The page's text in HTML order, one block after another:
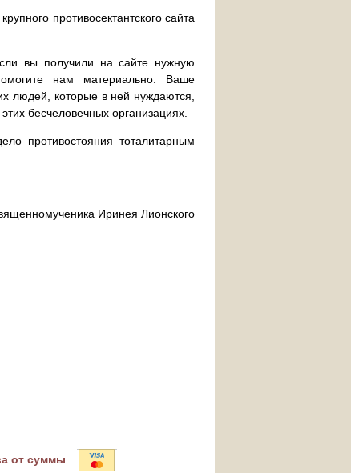
противосектантского сайта
вы получили на сайте нужную
нам материально. Ваше
людей, которые в ней нуждаются,
бесчеловечных организациях.
противостояния тоталитарным
Иринея Лионского
от суммы